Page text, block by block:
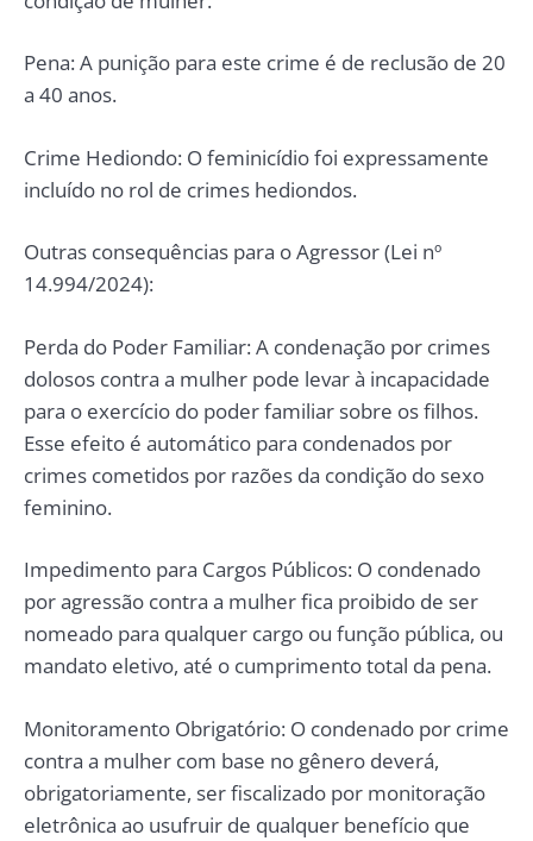
Pena: A punição para este crime é de reclusão de 20
a 40 anos.
Crime Hediondo: O feminicídio foi expressamente
incluído no rol de crimes hediondos.
Outras consequências para o Agressor (Lei nº
14.994/2024):
Perda do Poder Familiar: A condenação por crimes
dolosos contra a mulher pode levar à incapacidade
para o exercício do poder familiar sobre os filhos.
Esse efeito é automático para condenados por
crimes cometidos por razões da condição do sexo
feminino.
Impedimento para Cargos Públicos: O condenado
por agressão contra a mulher fica proibido de ser
nomeado para qualquer cargo ou função pública, ou
mandato eletivo, até o cumprimento total da pena.
Monitoramento Obrigatório: O condenado por crime
contra a mulher com base no gênero deverá,
obrigatoriamente, ser fiscalizado por monitoração
eletrônica ao usufruir de qualquer benefício que